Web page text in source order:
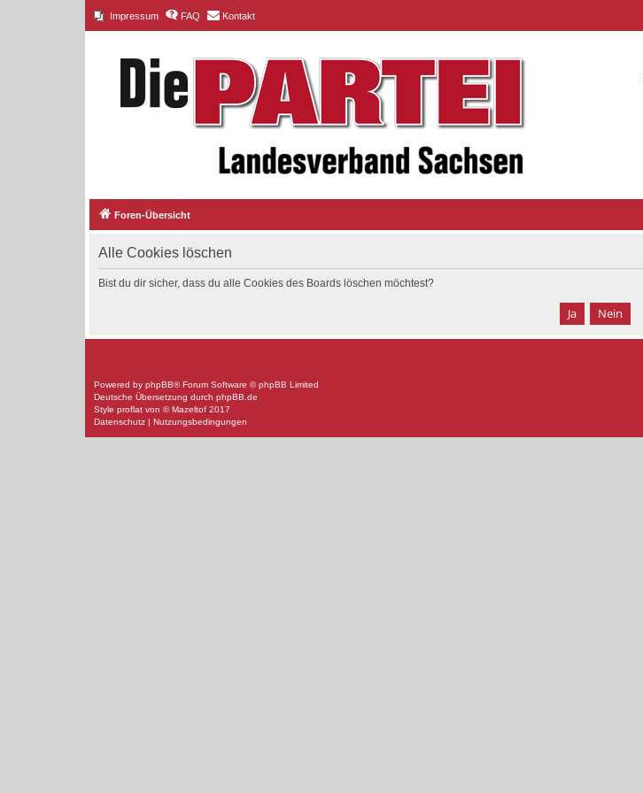
Impressum FAQ Kontakt
Foren-Übersicht
Alle Cookies löschen
Bist du dir sicher, dass du alle Cookies des Boards löschen möchtest?
Powered by phpBB® Forum Software © phpBB Limited
Deutsche Übersetzung durch phpBB.de
Style proflat von ©Mazeltof 2017
Datenschutz | Nutzungsbedingungen